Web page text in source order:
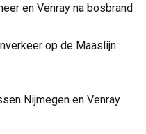
en Venray na bosbrand
op de Maaslijn
Nijmegen en Venray